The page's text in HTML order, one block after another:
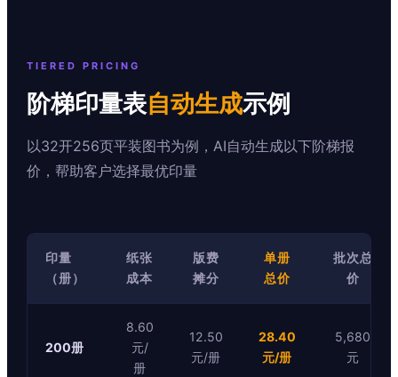
TIERED PRICING
阶梯印量表自动生成示例
以32开256页平装图书为例，AI自动生成以下阶梯报
价，帮助客户选择最优印量
印量
（册）
纸张
成本
版费
摊分
单册
总价
批次总
价
200册
8.60
元/
册
12.50
元/册
28.40
元/册
5,680
元